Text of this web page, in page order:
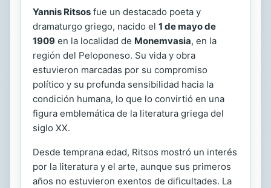
Yannis Ritsos fue un destacado poeta y
dramaturgo griego, nacido el 1 de mayo de
1909 en la localidad de Monemvasia, en la
región del Peloponeso. Su vida y obra
estuvieron marcadas por su compromiso
político y su profunda sensibilidad hacia la
condición humana, lo que lo convirtió en una
figura emblemática de la literatura griega del
siglo XX.
Desde temprana edad, Ritsos mostró un interés
por la literatura y el arte, aunque sus primeros
años no estuvieron exentos de dificultades. La